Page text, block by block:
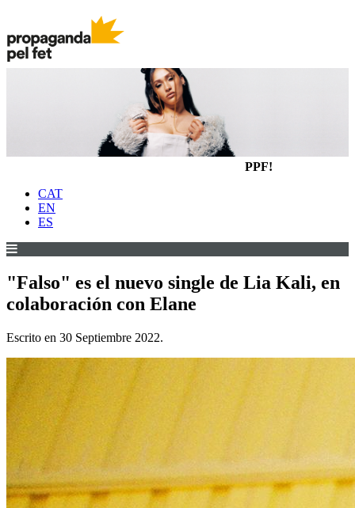
PPF!
CAT
EN
ES
"Falso" es el nuevo single de Lia Kali, en
colaboración con Elane
Escrito en 30 Septiembre 2022.